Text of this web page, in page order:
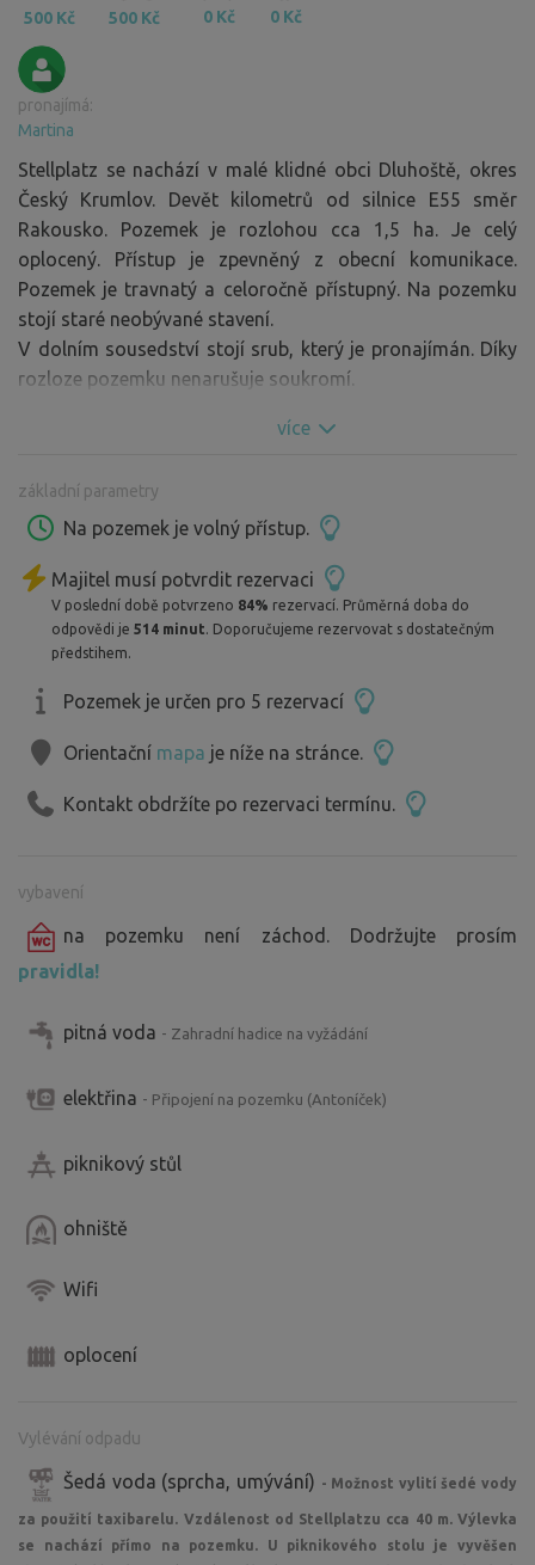
500 Kč 500 Kč 0 Kč 0 Kč
pronajímá:
Martina
Stellplatz se nachází v malé klidné obci Dluhoště, okres
Český Krumlov. Devět kilometrů od silnice E55 směr
Rakousko. Pozemek je rozlohou cca 1,5 ha. Je celý
oplocený. Přístup je zpevněný z obecní komunikace.
Pozemek je travnatý a celoročně přístupný. Na pozemku
stojí staré neobývané stavení.
V dolním sousedství stojí srub, který je pronajímán. Díky
rozloze pozemku nenarušuje soukromí.
více
základní parametry
Na pozemek je volný přístup.
Majitel musí potvrdit rezervaci
V poslední době potvrzeno 84% rezervací. Průměrná doba do
odpovědi je 514 minut. Doporučujeme rezervovat s dostatečným
předstihem.
Pozemek je určen pro 5 rezervací
Orientační mapa je níže na stránce.
Kontakt obdržíte po rezervaci termínu.
vybavení
na pozemku není záchod. Dodržujte prosím
pravidla!
pitná voda - Zahradní hadice na vyžádání
elektřina - Připojení na pozemku (Antoníček)
piknikový stůl
ohniště
Wifi
oplocení
Vylévání odpadu
Šedá voda (sprcha, umývání) - Možnost vylití šedé vody
za použití taxibarelu. Vzdálenost od Stellplatzu cca 40 m. Výlevka
se nachází přímo na pozemku. U piknikového stolu je vyvěšen